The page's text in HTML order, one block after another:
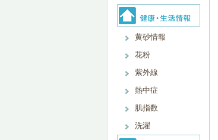
黄砂情報
花粉
紫外線
熱中症
肌指数
洗濯